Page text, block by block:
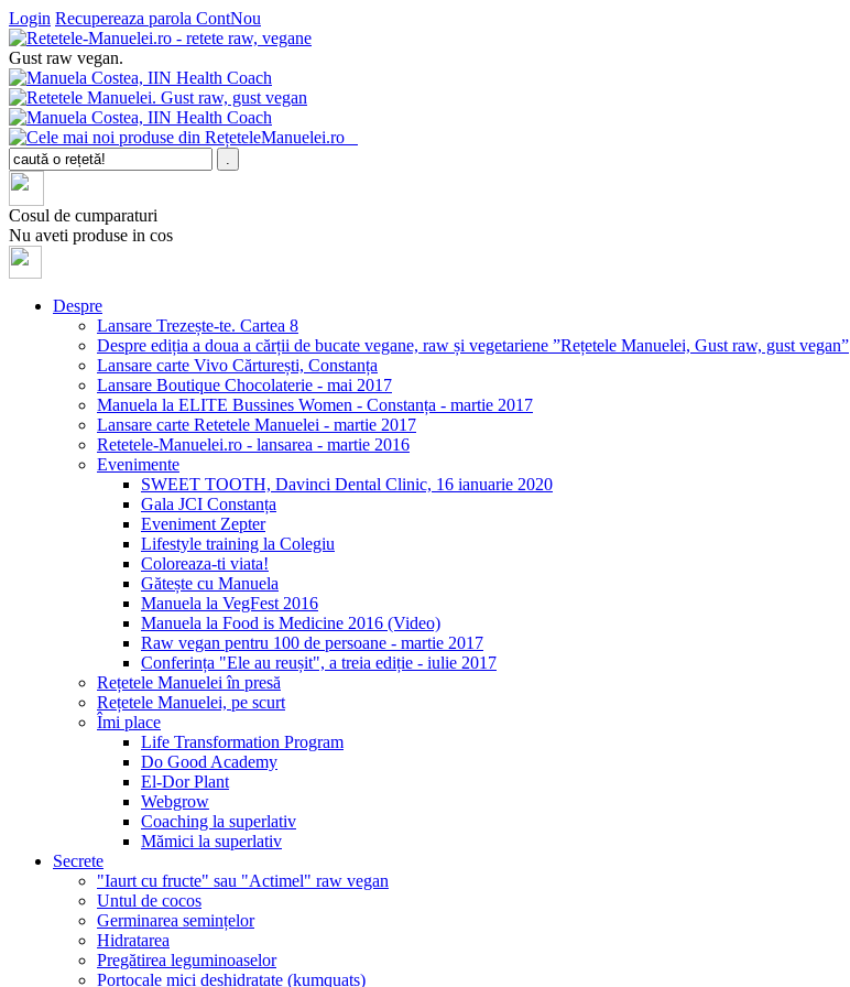
Login Recupereaza parola ContNou
Gust raw vegan.
Cosul de cumparaturi
Nu aveti produse in cos
Despre
Lansare Trezește-te. Cartea 8
Despre ediția a doua a cărții de bucate vegane, raw și vegetariene ”Rețetele Manuelei, Gust raw, gust vegan”
Lansare carte Vivo Cărturești, Constanța
Lansare Boutique Chocolaterie - mai 2017
Manuela la ELITE Bussines Women - Constanța - martie 2017
Lansare carte Retetele Manuelei - martie 2017
Retetele-Manuelei.ro - lansarea - martie 2016
Evenimente
SWEET TOOTH, Davinci Dental Clinic, 16 ianuarie 2020
Gala JCI Constanța
Eveniment Zepter
Lifestyle training la Colegiu
Coloreaza-ti viata!
Gătește cu Manuela
Manuela la VegFest 2016
Manuela la Food is Medicine 2016 (Video)
Raw vegan pentru 100 de persoane - martie 2017
Conferința "Ele au reușit", a treia ediție - iulie 2017
Rețetele Manuelei în presă
Rețetele Manuelei, pe scurt
Îmi place
Life Transformation Program
Do Good Academy
El-Dor Plant
Webgrow
Coaching la superlativ
Mămici la superlativ
Secrete
"Iaurt cu fructe" sau "Actimel" raw vegan
Untul de cocos
Germinarea semințelor
Hidratarea
Pregătirea leguminoaselor
Portocale mici deshidratate (kumquats)